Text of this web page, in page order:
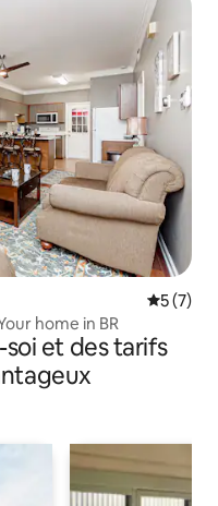
5 (7)
home in BR
et des tarifs